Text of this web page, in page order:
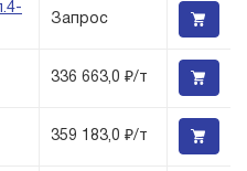
Запрос
336 663,0 ₽/т
359 183,0 ₽/т